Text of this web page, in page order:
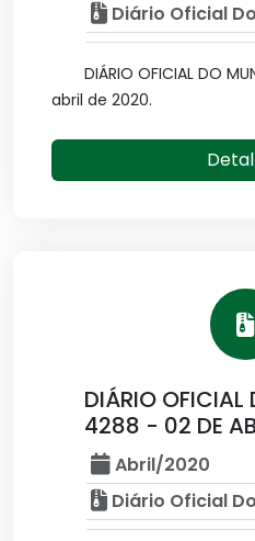
Diário Oficial
DIÁRIO OFICIAL DO
abril de 2020.
DIÁRIO OFICIAL
4288 - 02 DE
Abril/2020
Diário Oficial